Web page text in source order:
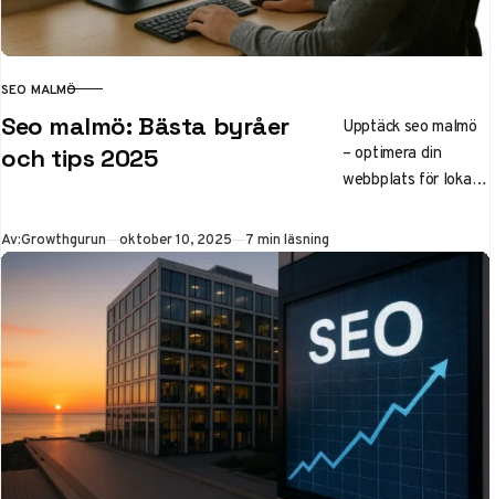
KATEGORI
SEO MALMÖ
Seo malmö: Bästa byråer
och tips 2025
Upptäck seo malmö
– optimera din
webbplats för lokal
byråer som Mild.se
och Synlighet.se,
strategier för
företag, kurser och
AI-trender för 2025.
Få fler leads med
kostnadseffektiv
lokal SEO.
Av:Growthgurun Publicerad
oktober 10, 2025 7 min läsning